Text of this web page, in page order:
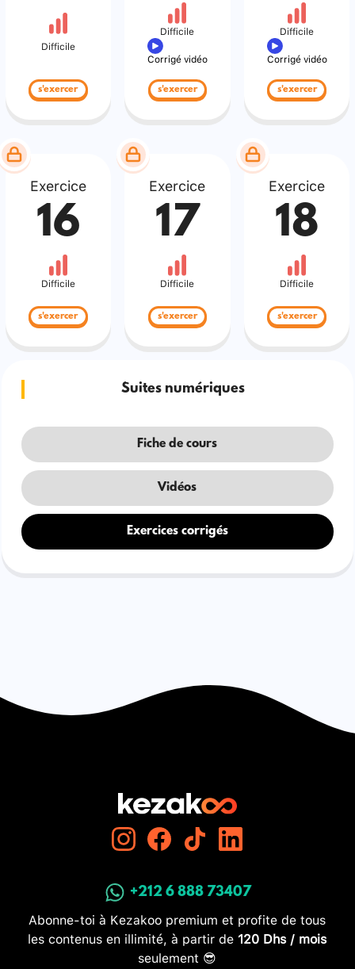
Difficile
s'exercer
Difficile
Corrigé vidéo
s'exercer
Difficile
Corrigé vidéo
s'exercer
Exercice
16
Difficile
s'exercer
Exercice
17
Difficile
s'exercer
Exercice
18
Difficile
s'exercer
Suites numériques
Fiche de cours
Vidéos
Exercices corrigés
+212 6 888 73407
Abonne-toi à Kezakoo premium et profite de tous
les contenus en illimité, à partir de 120 Dhs / mois
seulement 😎